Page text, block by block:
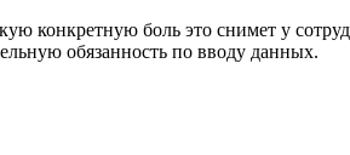
конкретную боль это снимет у
обязанность по вводу данных.